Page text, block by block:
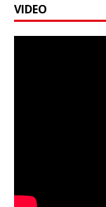
VIDEO